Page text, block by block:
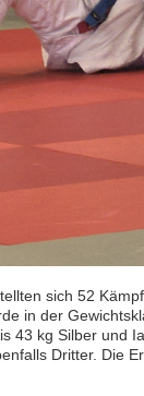
sich 52
in der
43 kg Silber und
Dritter. Die